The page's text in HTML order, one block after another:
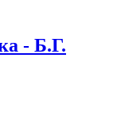
- Б.Г.